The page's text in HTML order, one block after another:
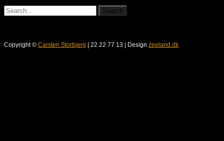
Copyright © Carsten Storbjerg | 22 22 77 13 | Design zeeland.dk